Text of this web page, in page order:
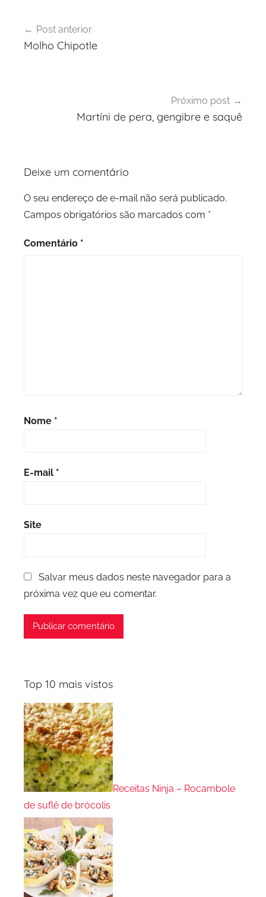
de
Post anterior
Molho Chipotle
Próximo post
Martíni de pera, gengibre e saquê
Deixe um comentário
O seu endereço de e-mail não será publicado.
Campos obrigatórios são marcados com *
Comentário *
Nome *
E-mail *
Site
Salvar meus dados neste navegador para a
próxima vez que eu comentar.
Top 10 mais vistos
Receitas Ninja – Rocambole
de suflê de brócolis